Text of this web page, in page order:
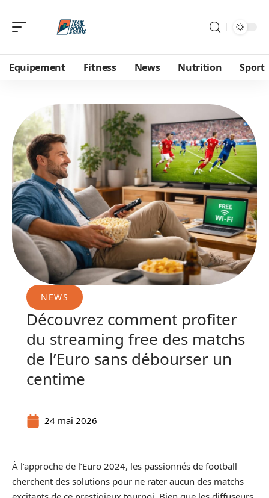
Equipement Fitness News Nutrition Sport
NEWS
Découvrez comment profiter
du streaming free des matchs
de l’Euro sans débourser un
centime
24 mai 2026
À l’approche de l’Euro 2024, les passionnés de football
cherchent des solutions pour ne rater aucun des matchs